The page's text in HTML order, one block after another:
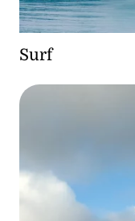
Surf